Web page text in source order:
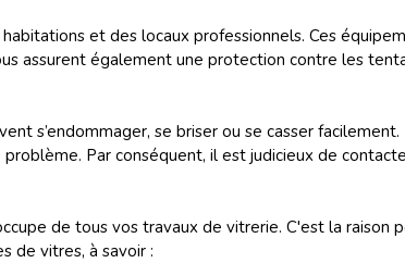
et des locaux professionnels. Ces
assurent également une protection contre les
s’endommager, se briser ou se casser
Par conséquent, il est judicieux de
de tous vos travaux de vitrerie. C'est la
de vitres, à savoir :